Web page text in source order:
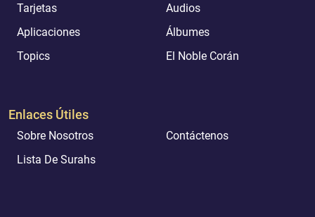
Tarjetas
Audios
Aplicaciones
Álbumes
Topics
El Noble Corán
Enlaces Útiles
Sobre Nosotros
Contáctenos
Lista De Surahs